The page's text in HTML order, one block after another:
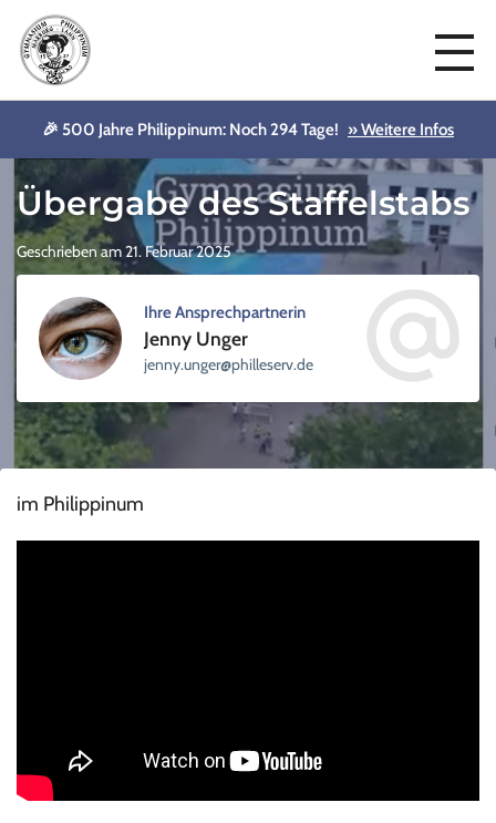
🎉 500 Jahre Philippinum: Noch 294 Tage! » Weitere Infos
Übergabe des Staffelstabs
Geschrieben am 21. Februar 2025
Ihre Ansprechpartnerin
Jenny Unger
ed.vre
sellihp@regnu.ynnej
im Philippinum